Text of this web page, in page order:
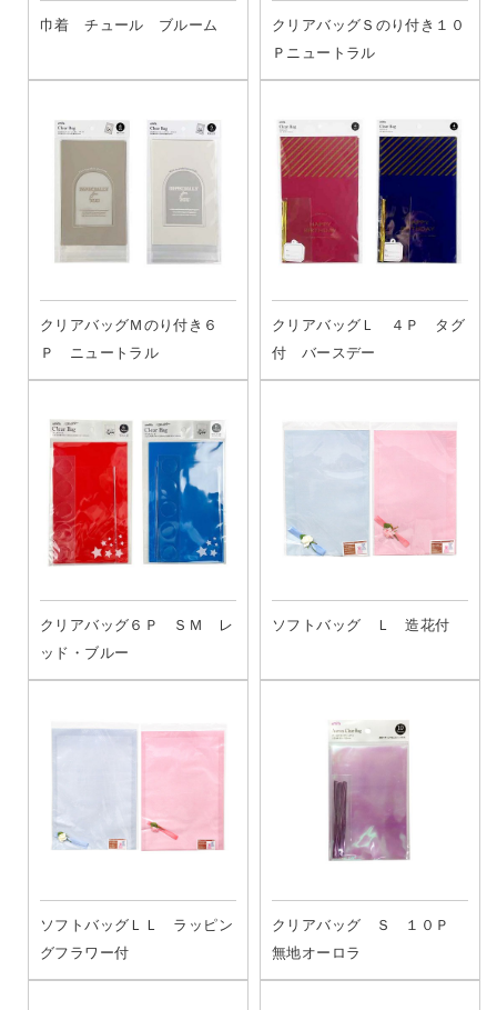
巾着 チュール ブルーム
クリアバッグＳのり付き１０
Ｐニュートラル
クリアバッグＭのり付き６
Ｐ ニュートラル
クリアバッグＬ ４Ｐ タグ
付 バースデー
クリアバッグ６Ｐ ＳＭ レ
ッド・ブルー
ソフトバッグ Ｌ 造花付
ソフトバッグＬＬ ラッピン
グフラワー付
クリアバッグ Ｓ １０Ｐ
無地オーロラ